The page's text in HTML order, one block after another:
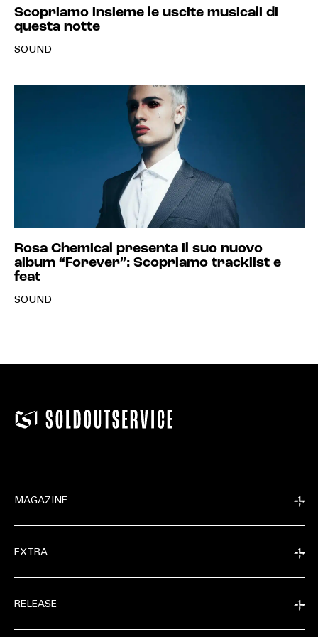
Scopriamo insieme le uscite musicali di
questa notte
SOUND
Rosa Chemical presenta il suo nuovo
album “Forever”: Scopriamo tracklist e
feat
SOUND
MAGAZINE
EXTRA
RELEASE